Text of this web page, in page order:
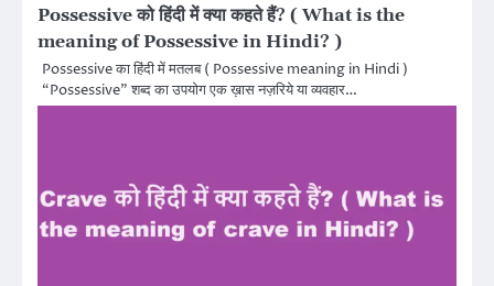
Possessive को हिंदी में क्या कहते हैं? ( What is the
meaning of Possessive in Hindi? )
Possessive का हिंदी में मतलब ( Possessive meaning in Hindi )
“Possessive” शब्द का उपयोग एक ख़ास नज़रिये या व्यवहार…